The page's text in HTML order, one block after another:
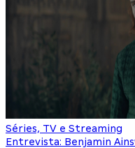
Séries, TV e Streaming
Entrevista: Benjamin